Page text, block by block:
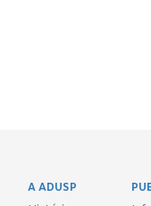
A ADUSP